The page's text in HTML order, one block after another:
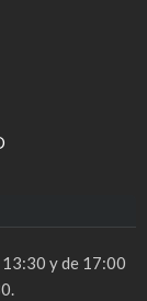
y de 17:00